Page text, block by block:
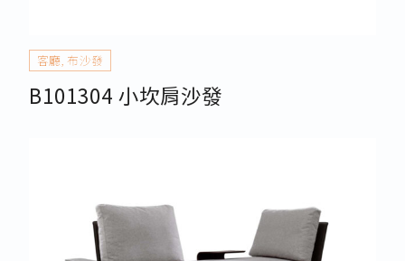
客廳,布沙發
B101304 小坎肩沙發